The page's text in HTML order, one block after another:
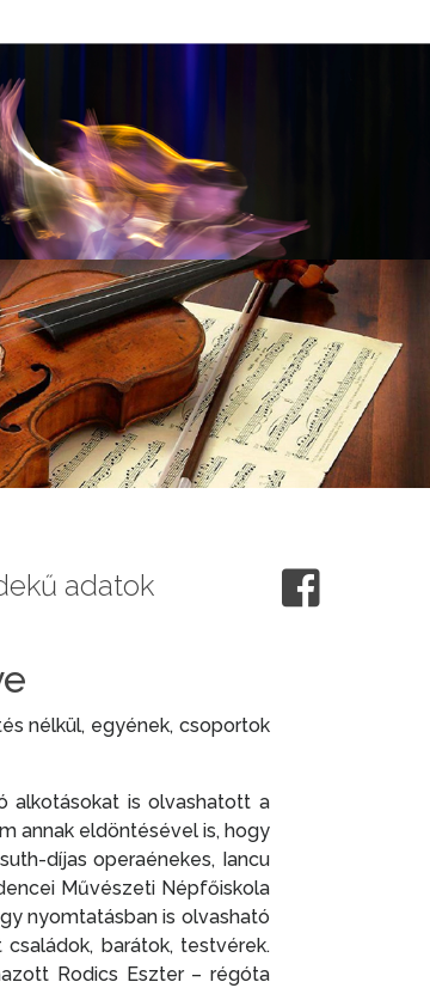
adatok
nélkül, egyének, csoportok
alkotásokat is olvashatott a
annak eldöntésével is, hogy
díjas operaénekes, Iancu
Művészeti Népfőiskola
nyomtatásban is olvasható
barátok, testvérek.
Rodics Eszter – régóta